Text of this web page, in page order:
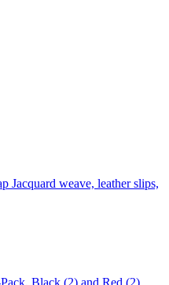
weave, leather slips,
Black (2) and Red (2)